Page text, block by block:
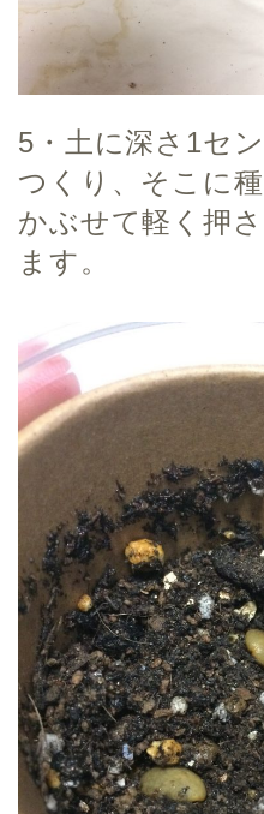
5・土に深さ1セ
つくり、そこに
かぶせて軽く押
ます。